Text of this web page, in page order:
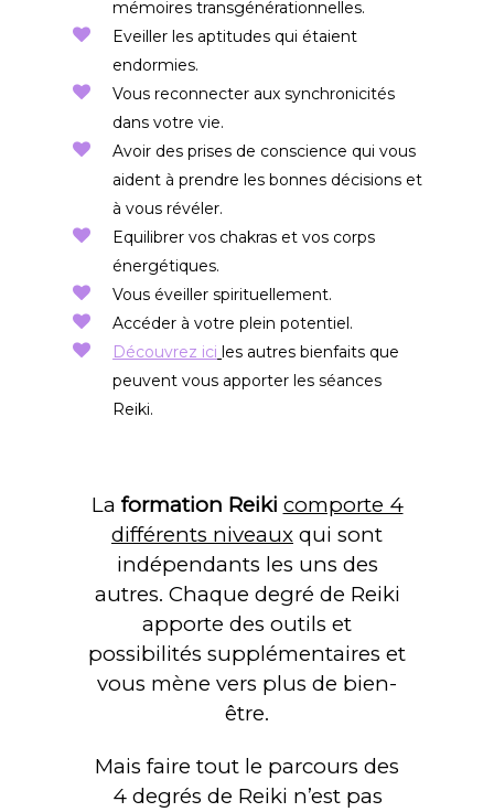
mémoires transgénérationnelles.
Eveiller les aptitudes qui étaient
endormies.
Vous reconnecter aux synchronicités
dans votre vie.
Avoir des prises de conscience qui vous
aident à prendre les bonnes décisions et
à vous révéler.
Equilibrer vos chakras et vos corps
énergétiques.
Vous éveiller spirituellement.
Accéder à votre plein potentiel.
Découvrez ici les autres bienfaits que
peuvent vous apporter les séances
Reiki.
La formation Reiki comporte 4
différents niveaux qui sont
indépendants les uns des
autres. Chaque degré de Reiki
apporte des outils et
possibilités supplémentaires et
vous mène vers plus de bien-
être.
Mais faire tout le parcours des
4 degrés de Reiki n’est pas